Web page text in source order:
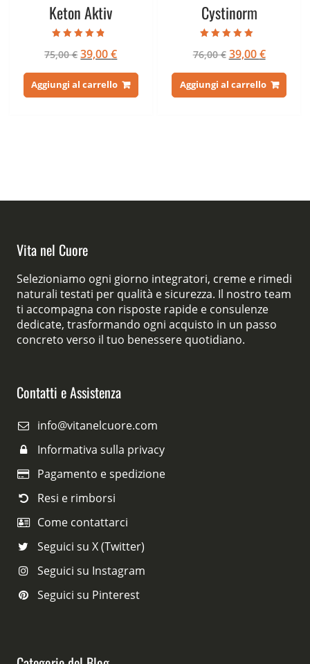
Keton Aktiv
4.50
su 5
75,00€Il
originale
era:
39,00€Il
attuale
è:
Aggiungi al carrello
Cystinorm
5.00
su 5
76,00€ Il
originale
era:
39,00€Il
attuale
è:
Aggiungi al carrello
Vita nel Cuore
Selezioniamo ogni giorno integratori, creme e rimedi
naturali testati per qualità e sicurezza. Il nostro team
ti accompagna con risposte rapide e consulenze
dedicate, trasformando ogni acquisto in un passo
concreto verso il tuo benessere quotidiano.
Contatti e Assistenza
info@vitanelcuore.com
Informativa sulla privacy
Pagamento e spedizione
Resi e rimborsi
Come contattarci
Seguici su X (Twitter)
Seguici su Instagram
Seguici su Pinterest